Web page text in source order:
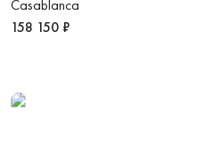
Casablanca
158 150 ₽